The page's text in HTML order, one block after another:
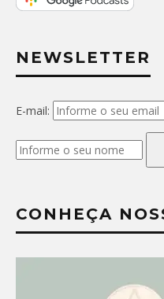
NEWSLETTER
E-mail:
CONHEÇA